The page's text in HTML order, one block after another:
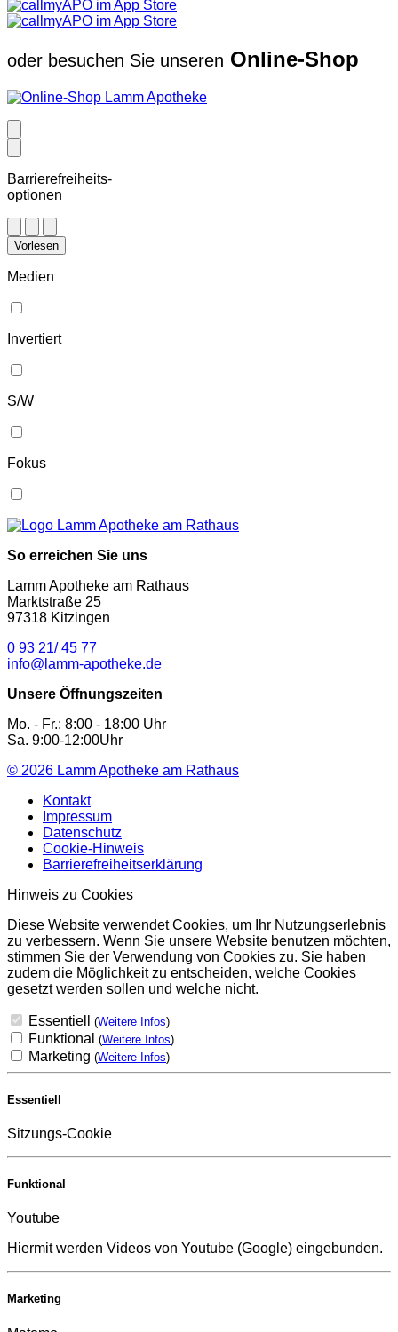
oder besuchen Sie unseren Online-Shop
Barrierefreiheits-
optionen
Vorlesen
Medien
Invertiert
S/W
Fokus
So erreichen Sie uns
Lamm Apotheke am Rathaus
Marktstraße 25
97318 Kitzingen
0 93 21/ 45 77
info@lamm-apotheke.de
Unsere Öffnungszeiten
Mo. - Fr.: 8:00 - 18:00 Uhr
Sa. 9:00-12:00Uhr
© 2026 Lamm Apotheke am Rathaus
Kontakt
Impressum
Datenschutz
Cookie-Hinweis
Barrierefreiheitserklärung
Hinweis zu Cookies
Diese Website verwendet Cookies, um Ihr Nutzungserlebnis
zu verbessern. Wenn Sie unsere Website benutzen möchten,
stimmen Sie der Verwendung von Cookies zu. Sie haben
zudem die Möglichkeit zu entscheiden, welche Cookies
gesetzt werden sollen und welche nicht.
Essentiell (Weitere Infos)
Funktional (Weitere Infos)
Marketing (Weitere Infos)
Essentiell
Sitzungs-Cookie
Funktional
Youtube
Hiermit werden Videos von Youtube (Google) eingebunden.
Marketing